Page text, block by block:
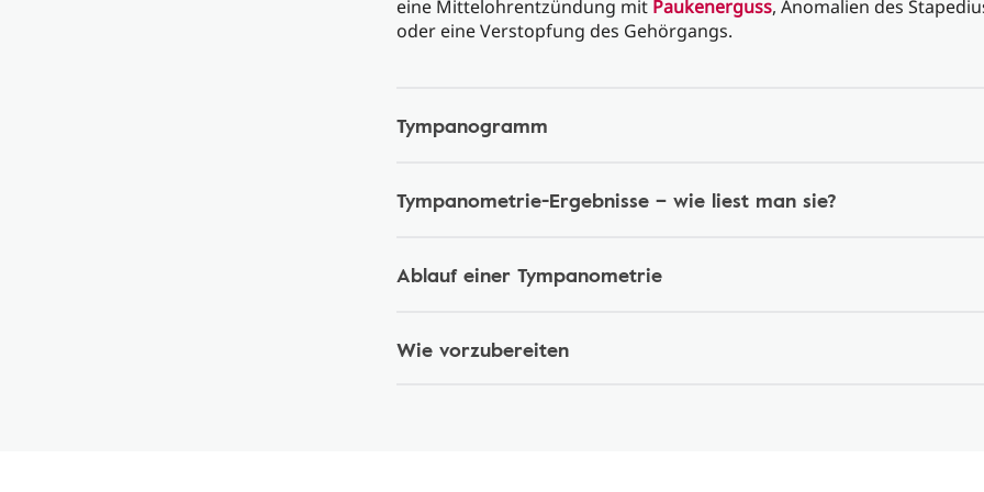
eine Mittelohrentzündung mit Paukenerguss, Anomalien des
oder eine Verstopfung des Gehörgangs.
Tympanogramm
Tympanometrie-Ergebnisse – wie liest man sie?
Ablauf einer Tympanometrie
Wie vorzubereiten